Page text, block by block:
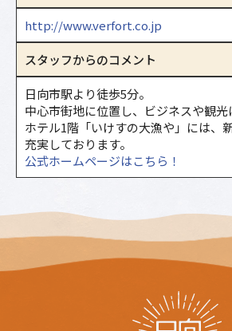
http://www.verfort.co.jp
スタッフからのコメント
日向市駅より徒歩5分。
中心市街地に位置し、ビジネスや観光
ホテル1階「いけすの大漁や」には、
充実しております。
公式ホームページはこちら！